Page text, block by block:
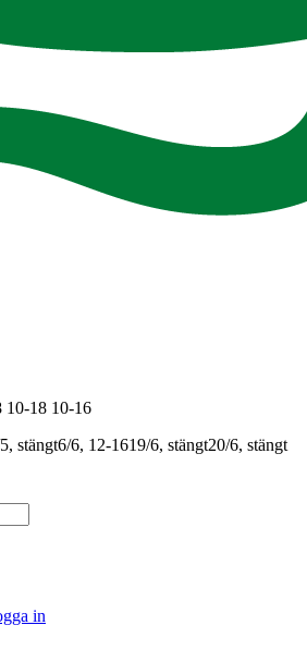
10-18 10-16
stängt6/6, 12-1619/6, stängt20/6, stängt
in